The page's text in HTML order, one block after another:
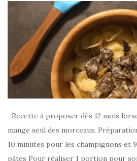
Recette à proposer dès 12 mois
mange seul des morceaux.
10 minutes pour les champignons et
pâtes Pour réaliser 1 portion pour